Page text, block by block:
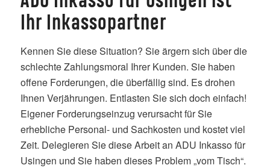
Ihr Inkassopartner
Kennen Sie diese Situation? Sie ärgern sich über die
schlechte Zahlungsmoral Ihrer Kunden. Sie haben
offene Forderungen, die überfällig sind. Es drohen
Ihnen Verjährungen. Entlasten Sie sich doch einfach!
Eigener Forderungseinzug verursacht für Sie
erhebliche Personal- und Sachkosten und kostet viel
Zeit. Delegieren Sie diese Arbeit an ADU Inkasso für
Usingen und Sie haben dieses Problem „vom Tisch“.